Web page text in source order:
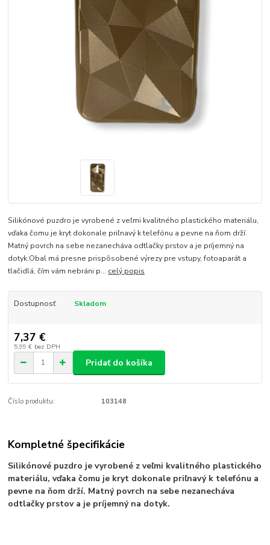
Silikónové puzdro je vyrobené z veľmi kvalitného plastického materiálu,
vďaka čomu je kryt dokonale priľnavý k telefónu a pevne na ňom drží.
Matný povrch na sebe nezanecháva odtlačky prstov a je príjemný na
dotyk.Obal má presne prispôsobené výrezy pre vstupy, fotoaparát a
tlačidlá, čím vám nebráni p... celý popis
Dostupnosť Skladom
7,37 €
5,99 € bez DPH
Pridať do košíka
Číslo produktu: 103148
Kompletné špecifikácie
Silikónové puzdro je vyrobené z veľmi kvalitného plastického
materiálu, vďaka čomu je kryt dokonale priľnavý k telefónu a
pevne na ňom drží. Matný povrch na sebe nezanecháva
odtlačky prstov a je príjemný na dotyk.